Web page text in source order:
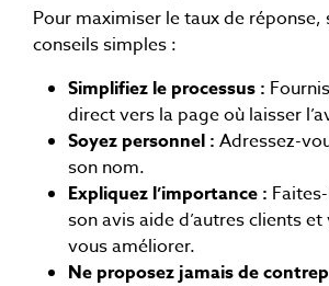
Pour maximiser le taux de réponse,
conseils simples :
Simplifiez le processus :
direct vers la page où laisser
Soyez personnel : Adressez-
son nom.
Expliquez l’importance :
son avis aide d’autres clients
vous améliorer.
Ne proposez jamais de